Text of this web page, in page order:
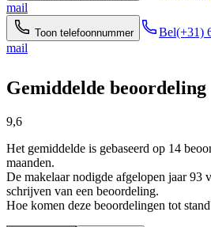
mail
Toon telefoonnummer Bel(+31)
mail
Gemiddelde beoordeling
9,6
Het gemiddelde is gebaseerd op 14
maanden.
De makelaar nodigde afgelopen jaar 93
schrijven van een beoordeling.
Hoe komen deze beoordelingen tot